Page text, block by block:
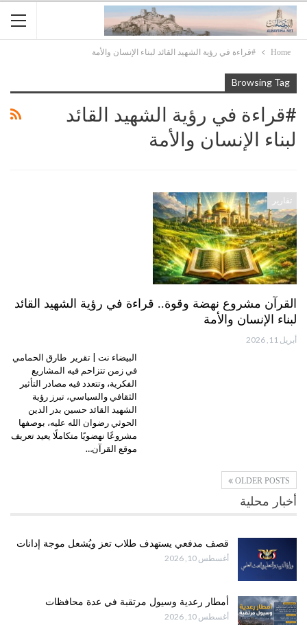
Home #قراءة في رؤية الشهيد القائد لبناء الإنسان والأمة
Browsing Tag
#قراءة في رؤية الشهيد القائد
لبناء الإنسان والأمة
تقارير
القرآن مشروع نهضة وقوة.. قراءة في رؤية الشهيد القائد
لبناء الإنسان والأمة
أبريل 11, 2026
البيضاء نت | تقرير طارق الحمامي
في زمن تتزاحم فيه المشاريع
الفكرية، وتتعدد فيه مصادر التأثير
الثقافي والسياسي، تبرز رؤية
الشهيد القائد حسين بدر الدين
الحوثي رضوان الله عليه، بوصفها
مشروعًا نهضويًا متكاملًا يعيد تعريف
موقع القرآن…
OLDER POSTS
أخبار محلية
قصف مدفعي يستهدف طلاب تعز ويُشعل موجة إدانات
أغسطس 10, 2026
أمطار رعدية وسيول مرتقبة في عدة محافظات
أغسطس 10, 2026